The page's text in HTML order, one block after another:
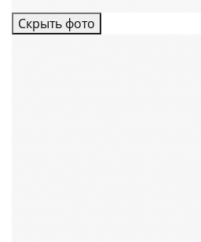
Скрыть фото